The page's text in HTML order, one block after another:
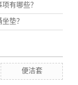
有哪些？
垫？
便洁套